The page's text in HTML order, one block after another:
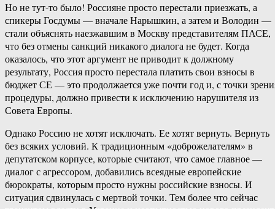
Но не тут-то было! Россияне просто перестали приезжать, а
спикеры Госдумы — вначале Нарышкин, а затем и Володин —
стали объяснять наезжавшим в Москву представителям ПАСЕ,
что без отмены санкций никакого диалога не будет. Когда
оказалось, что этот аргумент не приводит к должному
результату, Россия просто перестала платить свои взносы в
бюджет СЕ — это продолжается уже почти год и, с точки
процедуры, должно привести к исключению нарушителя из
Совета Европы.
Однако Россию не хотят исключать. Ее хотят вернуть. Вернуть
без всяких условий. К традиционным «доброжелателям» в
депутатском корпусе, которые считают, что самое главное —
диалог с агрессором, добавились всеядные европейские
бюрократы, которым просто нужны российские взносы. И
ситуация сдвинулась с мертвой точки. Тем более что сейчас